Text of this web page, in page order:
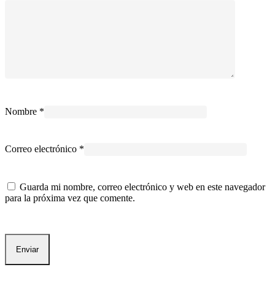
Nombre *
Correo electrónico *
Guarda mi nombre, correo electrónico y web en este navegador
para la próxima vez que comente.